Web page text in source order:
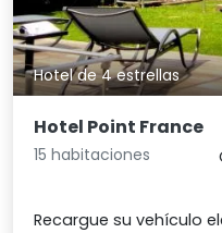
Hotel de 4 estrellas
Hotel Point France
15 habitaciones
Recargue su vehículo